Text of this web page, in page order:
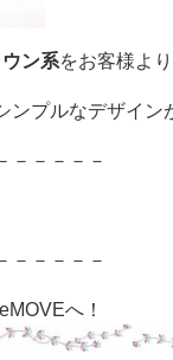
ン系をお客様よ
ンプルなデザイン
－－－－－
－－－－－
へ！